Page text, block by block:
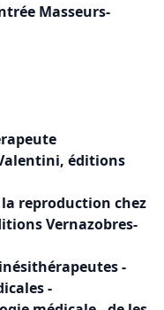
Masseurs-
éditions
reproduction chez
Vernazobres-
-
-